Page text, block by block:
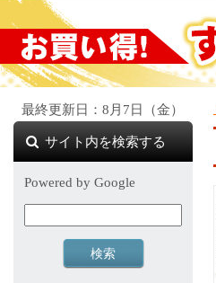
最終更新日：8月7日（金）
サイト内を検索する
Powered by Google